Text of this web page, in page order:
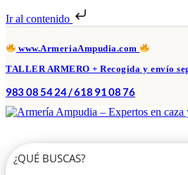
Ir al contenido
www.ArmeriaAmpudia.com
TALLER ARMERO + Recogida y envío
983 08 54 24 / 618 91 08 76